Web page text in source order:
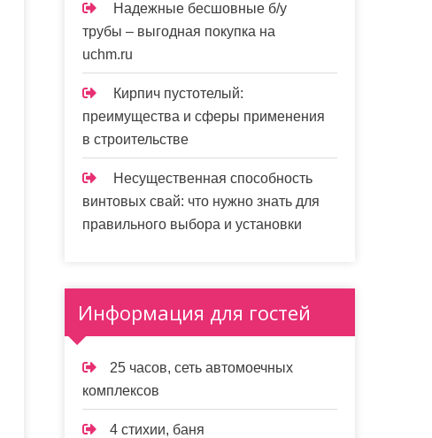
Надежные бесшовные б/у
трубы – выгодная покупка на
uchm.ru
Кирпич пустотелый:
преимущества и сферы применения
в строительстве
Несущественная способность
винтовых свай: что нужно знать для
правильного выбора и установки
Информация для гостей
25 часов, сеть автомоечных
комплексов
4 стихии, баня